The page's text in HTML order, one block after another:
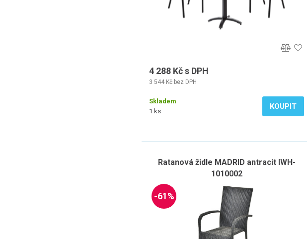
4 288 Kč s DPH
3 544 Kč bez DPH
Skladem
1 ks
KOUPIT
Ratanová židle MADRID antracit IWH-
1010002
-61%